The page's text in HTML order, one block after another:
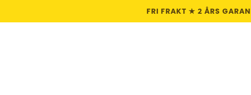
FRI FRAKT ★ 2 ÅRS